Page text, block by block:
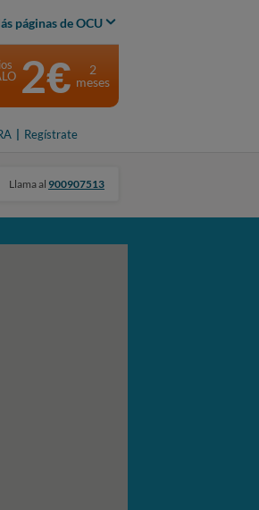
páginas de OCU
Regístrate
2€
2
meses
Llama al 900907513